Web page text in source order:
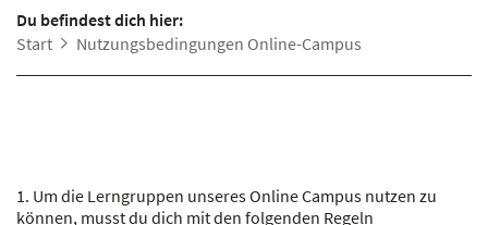
Du befindest dich hier:
Start
Nutzungsbedingungen Online-Campus
1. Um die Lerngruppen unseres Online Campus nutzen zu
können, musst du dich mit den folgenden Regeln